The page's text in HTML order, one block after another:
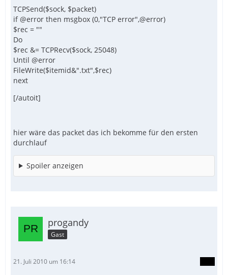
TCPSend($sock, $packet)
if @error then msgbox (0,"TCP error",@error)
$rec = ""
Do
$rec &= TCPRecv($sock, 25048)
Until @error
FileWrite($itemid&".txt",$rec)
next
[/autoit]
hier wäre das packet das ich bekomme für den ersten
durchlauf
Spoiler anzeigen
progandy
Gast
21. Juli 2010 um 16:14